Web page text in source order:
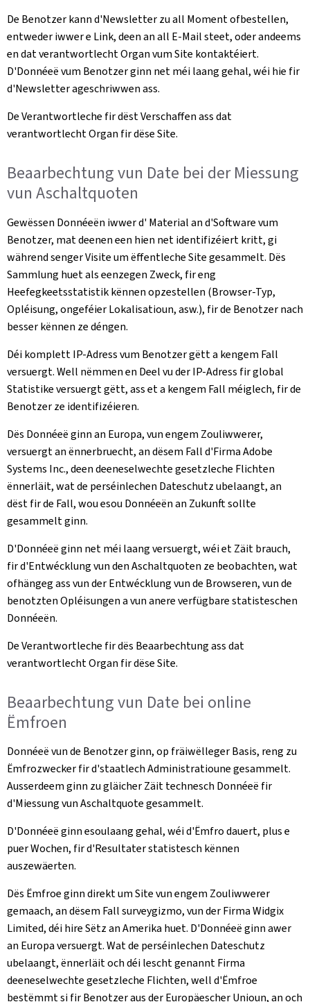
De Benotzer kann d'Newsletter zu all Moment ofbestellen,
entweder iwwer e Link, deen an all E-Mail steet, oder andeems
en dat verantwortlecht Organ vum Site kontaktéiert.
D'Donnéeë vum Benotzer ginn net méi laang gehal, wéi hie fir
d'Newsletter ageschriwwen ass.
De Verantwortleche fir dëst Verschaffen ass dat
verantwortlecht Organ fir dëse Site.
Beaarbechtung vun Date bei der Miessung
vun Aschaltquoten
Gewëssen Donnéeën iwwer d' Material an d'Software vum
Benotzer, mat deenen een hien net identifizéiert kritt, gi
während senger Visite um ëffentleche Site gesammelt. Dës
Sammlung huet als eenzegen Zweck, fir eng
Heefegkeetsstatistik kënnen opzestellen (Browser-Typ,
Opléisung, ongeféier Lokalisatioun, asw.), fir de Benotzer nach
besser kënnen ze déngen.
Déi komplett IP-Adress vum Benotzer gëtt a kengem Fall
versuergt. Well nëmmen en Deel vu der IP-Adress fir global
Statistike versuergt gëtt, ass et a kengem Fall méiglech, fir de
Benotzer ze identifizéieren.
Dës Donnéeë ginn an Europa, vun engem Zouliwwerer,
versuergt an ënnerbruecht, an dësem Fall d'Firma Adobe
Systems Inc., deen deeneselwechte gesetzleche Flichten
ënnerläit, wat de perséinlechen Dateschutz ubelaangt, an
dëst fir de Fall, wou esou Donnéeën an Zukunft sollte
gesammelt ginn.
D'Donnéeë ginn net méi laang versuergt, wéi et Zäit brauch,
fir d'Entwécklung vun den Aschaltquoten ze beobachten, wat
ofhängeg ass vun der Entwécklung vun de Browseren, vun de
benotzten Opléisungen a vun anere verfügbare statisteschen
Donnéeën.
De Verantwortleche fir dës Beaarbechtung ass dat
verantwortlecht Organ fir dëse Site.
Beaarbechtung vun Date bei online
Ëmfroen
Donnéeë vun de Benotzer ginn, op fräiwëlleger Basis, reng zu
Ëmfrozwecker fir d'staatlech Administratioune gesammelt.
Ausserdeem ginn zu gläicher Zäit technesch Donnéeë fir
d'Miessung vun Aschaltquote gesammelt.
D'Donnéeë ginn esoulaang gehal, wéi d'Ëmfro dauert, plus e
puer Wochen, fir d'Resultater statistesch kënnen
auszewäerten.
Dës Ëmfroe ginn direkt um Site vun engem Zouliwwerer
gemaach, an dësem Fall surveygizmo, vun der Firma Widgix
Limited, déi hire Sëtz an Amerika huet. D'Donnéeë ginn awer
an Europa versuergt. Wat de perséinlechen Dateschutz
ubelaangt, ënnerläit och déi lescht genannt Firma
deeneselwechte gesetzleche Flichten, well d'Ëmfroe
bestëmmt si fir Benotzer aus der Europäescher Unioun, an och